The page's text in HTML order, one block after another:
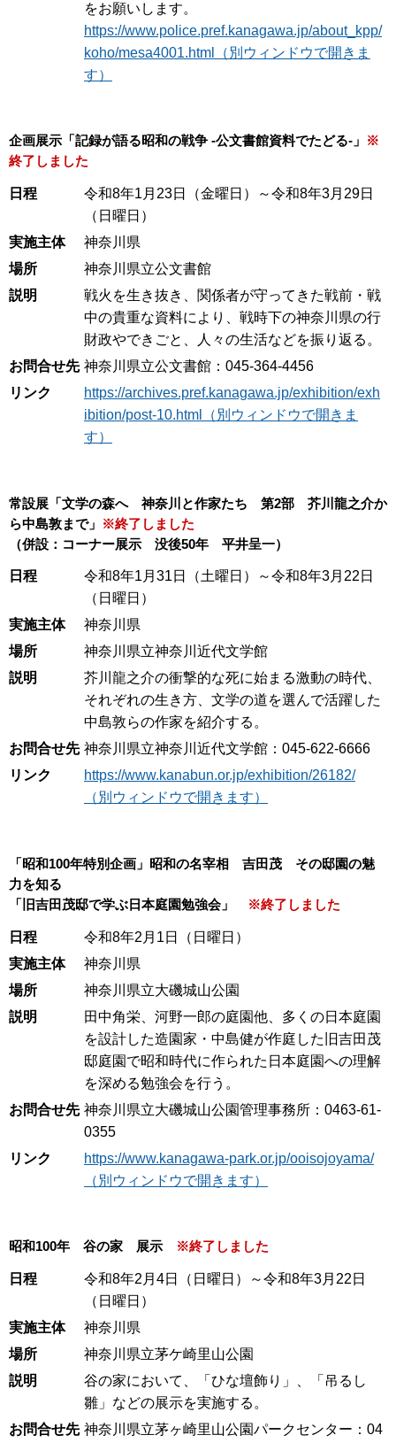
をお願いします。
https://www.police.pref.kanagawa.jp/about_kpp/
koho/mesa4001.html（別ウィンドウで開きま
す）
企画展示「記録が語る昭和の戦争 -公文書館資料でたどる-」
※
終了しました
日程
令和8年1月23日（金曜日）～令和8年3月29日
（日曜日）
実施主体
神奈川県
場所
神奈川県立公文書館
説明
戦火を生き抜き、関係者が守ってきた戦前・戦
中の貴重な資料により、戦時下の神奈川県の行
財政やできごと、人々の生活などを振り返る。
お問合せ先 神奈川県立公文書館：045-364-4456
リンク
https://archives.pref.kanagawa.jp/exhibition/exh
ibition/post-10.html（別ウィンドウで開きま
す）
常設展「文学の森へ 神奈川と作家たち 第2部 芥川龍之介か
ら中島敦まで」
※終了しました
（併設：コーナー展示 没後50年 平井呈一）
日程
令和8年1月31日（土曜日）～令和8年3月22日
（日曜日）
実施主体
神奈川県
場所
神奈川県立神奈川近代文学館
説明
芥川龍之介の衝撃的な死に始まる激動の時代、
それぞれの生き方、文学の道を選んで活躍した
中島敦らの作家を紹介する。
お問合せ先 神奈川県立神奈川近代文学館：045-622-6666
リンク
https://www.kanabun.or.jp/exhibition/26182/
（別ウィンドウで開きます）
「昭和100年特別企画」昭和の名宰相 吉田茂 その邸園の魅
力を知る
「旧吉田茂邸で学ぶ日本庭園勉強会」
※終了しました
日程
令和8年2月1日（日曜日）
実施主体
神奈川県
場所
神奈川県立大磯城山公園
説明
田中角栄、河野一郎の庭園他、多くの日本庭園
を設計した造園家・中島健が作庭した旧吉田茂
邸庭園で昭和時代に作られた日本庭園への理解
を深める勉強会を行う。
お問合せ先 神奈川県立大磯城山公園管理事務所：0463-61-
0355
リンク
https://www.kanagawa-park.or.jp/ooisojoyama/
（別ウィンドウで開きます）
昭和100年 谷の家 展示 ※終了しました
日程
令和8年2月4日（日曜日）～令和8年3月22日
（日曜日）
実施主体
神奈川県
場所
神奈川県立茅ケ崎里山公園
説明
谷の家において、「ひな壇飾り」、「吊るし
雛」などの展示を実施する。
お問合せ先 神奈川県立茅ヶ崎里山公園パークセンター：04